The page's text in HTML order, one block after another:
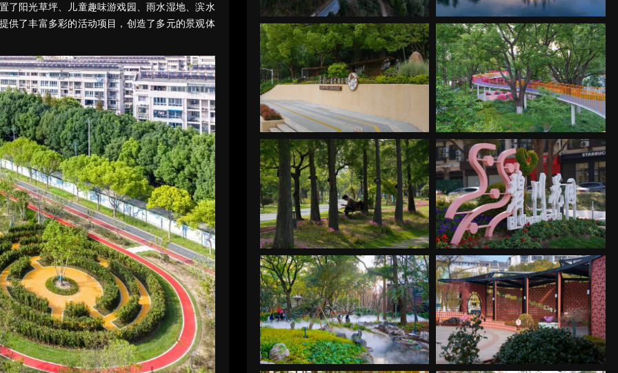
了阳光草坪、儿童趣味游戏园、雨水湿地、滨水
供了丰富多彩的活动项目，创造了多元的景观体